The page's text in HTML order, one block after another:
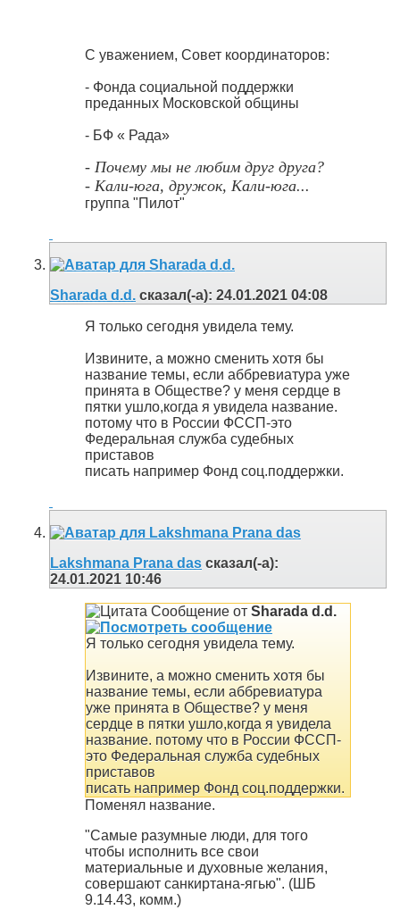
С уважением, Совет координаторов:
- Фонда социальной поддержки
преданных Московской общины
- БФ « Рада»
- Почему мы не любим друг друга?
- Кали-юга, дружок, Кали-юга...
группа "Пилот"
Sharada d.d. сказал(-а): 24.01.2021 04:08
Я только сегодня увидела тему.
Извините, а можно сменить хотя бы
название темы, если аббревиатура уже
принята в Обществе? у меня сердце в
пятки ушло,когда я увидела название.
потому что в России ФССП-это
Федеральная служба судебных
приставов
писать например Фонд соц.поддержки.
Lakshmana Prana das сказал(-а):
24.01.2021 10:46
Сообщение от Sharada d.d.
Я только сегодня увидела тему.
Извините, а можно сменить хотя бы
название темы, если аббревиатура
уже принята в Обществе? у меня
сердце в пятки ушло,когда я увидела
название. потому что в России ФССП-
это Федеральная служба судебных
приставов
писать например Фонд соц.поддержки.
Поменял название.
"Самые разумные люди, для того
чтобы исполнить все свои
материальные и духовные желания,
совершают санкиртана-ягью". (ШБ
9.14.43, комм.)